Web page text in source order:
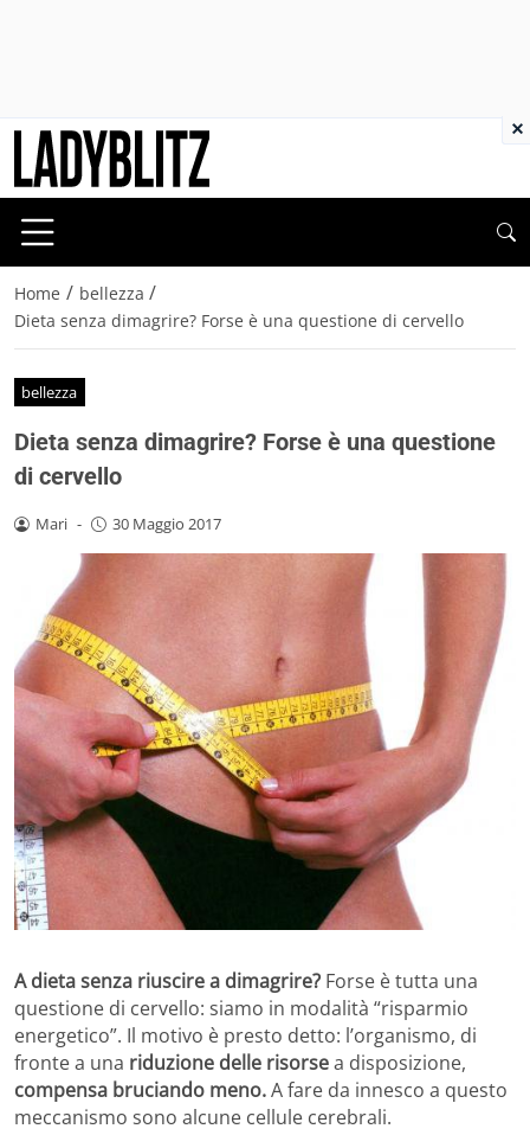
Home / bellezza /
Dieta senza dimagrire? Forse è una questione di cervello
bellezza
Dieta senza dimagrire? Forse è una questione
di cervello
Mari - 30 Maggio 2017
A dieta senza riuscire a dimagrire? Forse è tutta una
questione di cervello: siamo in modalità “risparmio
energetico”. Il motivo è presto detto: l’organismo, di
fronte a una riduzione delle risorsea disposizione,
compensa bruciando meno.A fare da innesco a questo
meccanismo sono alcune cellule cerebrali.
×